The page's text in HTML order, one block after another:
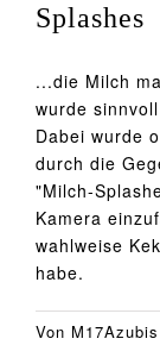
Splashes
...die Milch
wurde
Dabei wurde
durch die
"Milch-
Kamera
wahlweise
habe.
Von M17Azubis